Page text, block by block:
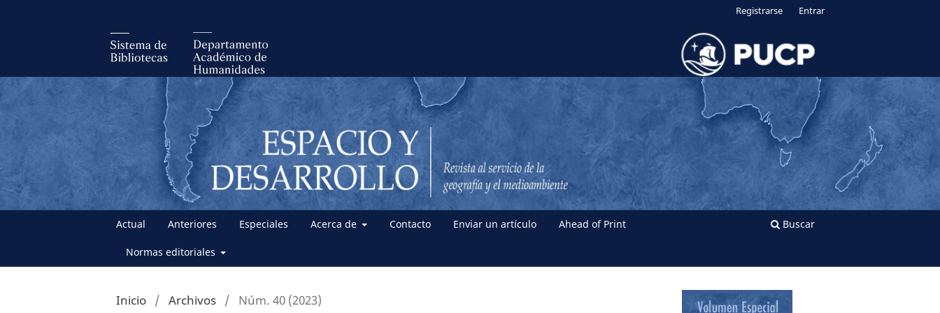
Actual Anteriores Especiales Acerca de Contacto Enviar un artículo Ahead of Print
Normas editoriales
Buscar
Registrarse Entrar
Inicio / Archivos / Núm. 40 (2023)